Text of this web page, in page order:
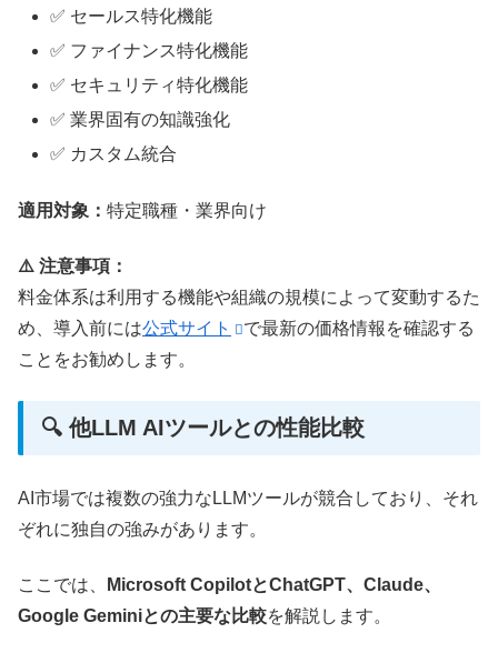
✅ セールス特化機能
✅ ファイナンス特化機能
✅ セキュリティ特化機能
✅ 業界固有の知識強化
✅ カスタム統合
適用対象： 特定職種・業界向け
⚠️ 注意事項：
料金体系は利用する機能や組織の規模によって変動するた
め、導入前には公式サイト
で最新の価格情報を確認する
ことをお勧めします。
🔍 他LLM AIツールとの性能比較
AI市場では複数の強力なLLMツールが競合しており、それ
ぞれに独自の強みがあります。
ここでは、
Microsoft CopilotとChatGPT、Claude、
Google Geminiとの主要な比較を解説します。